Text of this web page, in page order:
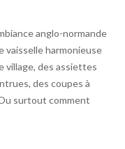
anglo-normande
vaisselle harmonieuse
village, des assiettes
des coupes à
surtout comment